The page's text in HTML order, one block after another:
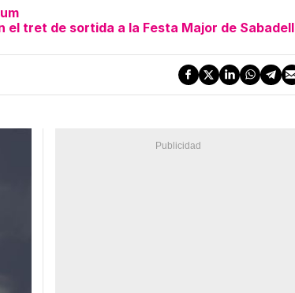
el tret de sortida a la Festa Major de Sabadell